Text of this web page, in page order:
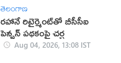
తెలంగాణ
రహానే రిటైర్మెంట్‌తో బీసీసీఐ
పెన్షన్ పథకంపై చర్చ
Aug 04, 2026, 13:08 IST